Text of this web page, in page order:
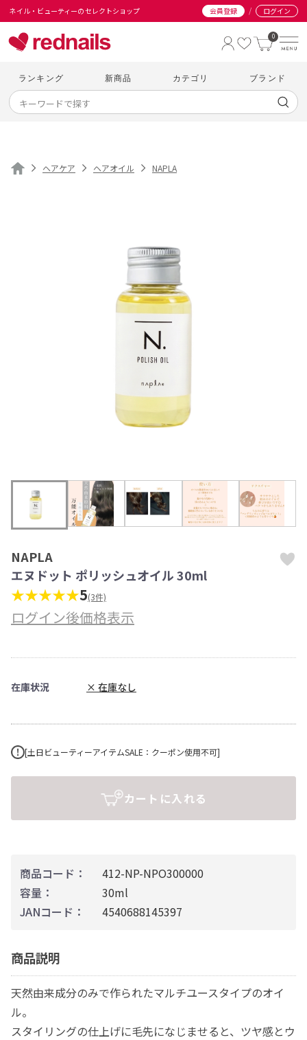
ネイル・ビューティーのセレクトショップ 会員登録 / ログイン
0
ランキング 新商品 カテゴリ ブランド
ヘアケア ヘアオイル NAPLA
商品コード：
412-NP-NPO300000
容量：
30ml
JANコード：
4540688145397
商品説明
天然由来成分のみで作られたマルチユースタイプのオイ
ル。
スタイリングの仕上げに毛先になじませると、ツヤ感とウ
NAPLA
エヌドット ポリッシュオイル 30ml
★★★★★5(3件)
ログイン後価格表示
在庫状況 × 在庫なし
[土日ビューティーアイテムSALE：クーポン使用不可]
カートに入れる